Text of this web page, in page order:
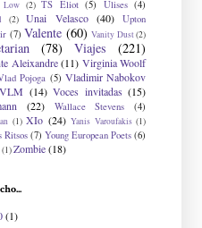
Low (2) TS Eliot (5) Ulises (4)
(2) Unai Velasco (40)
Upton
(7) Valente (60) Vanity Dust(2)
(78) Viajes (221)
Aleixandre (11) Virginia Woolf
Pojoga (5) Vladimir Nabokov
VLM (14) Voces invitadas (15)
(22) Wallace Stevens (4)
(1) XIo (24) Yanis Varoufakis (1)
Ritsos (7) Young European Poets (6)
(1)Zombie(18)
(1)